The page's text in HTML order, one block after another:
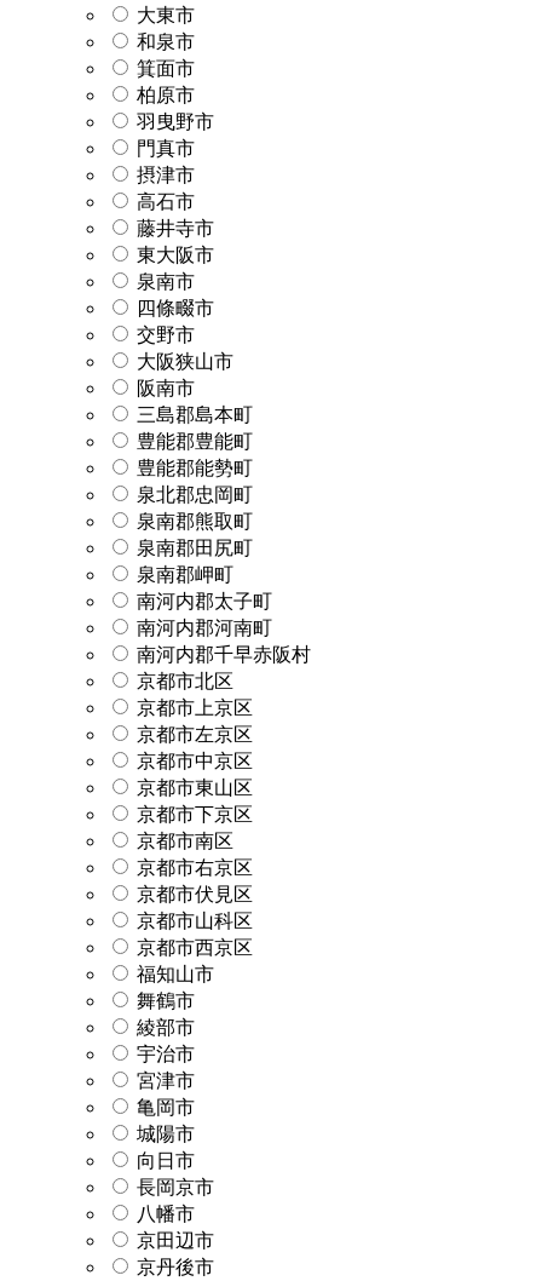
大東市
和泉市
箕面市
柏原市
羽曳野市
門真市
摂津市
高石市
藤井寺市
東大阪市
泉南市
四條畷市
交野市
大阪狭山市
阪南市
三島郡島本町
豊能郡豊能町
豊能郡能勢町
泉北郡忠岡町
泉南郡熊取町
泉南郡田尻町
泉南郡岬町
南河内郡太子町
南河内郡河南町
南河内郡千早赤阪村
京都市北区
京都市上京区
京都市左京区
京都市中京区
京都市東山区
京都市下京区
京都市南区
京都市右京区
京都市伏見区
京都市山科区
京都市西京区
福知山市
舞鶴市
綾部市
宇治市
宮津市
亀岡市
城陽市
向日市
長岡京市
八幡市
京田辺市
京丹後市